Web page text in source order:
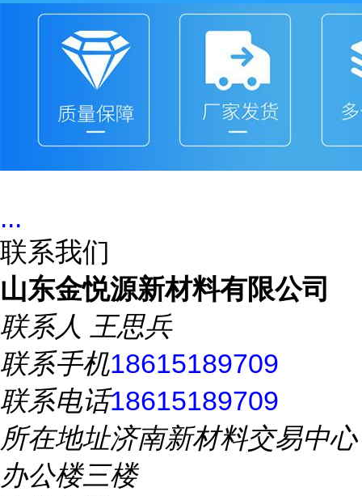
...
联系我们
山东金悦源新材料有限公司
联系人 王思兵
联系手机18615189709
联系电话18615189709
所在地址济南新材料交易中心
办公楼三楼